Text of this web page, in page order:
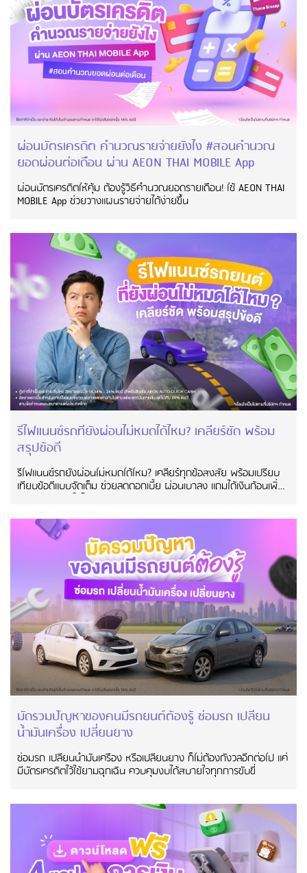
ผ่อนบัตรเครดิต คำนวณรายจ่ายยังไง #สอนคำนวณ
ยอดผ่อนต่อเดือน ผ่าน AEON THAI MOBILE App
ผ่อนบัตรเครดิตให้คุ้ม ต้องรู้วิธีคำนวณยอดรายเดือน! ใช้ AEON THAI
MOBILE App ช่วยวางแผนรายจ่ายได้ง่ายขึ้น
รีไฟแนนซ์รถที่ยังผ่อนไม่หมดได้ไหม? เคลียร์ชัด พร้อม
สรุปข้อดี
รีไฟแนนซ์รถยังผ่อนไม่หมดได้ไหม? เคลียร์ทุกข้อสงสัย พร้อมเปรียบ
เทียบข้อดีแบบจัดเต็ม ช่วยลดดอกเบี้ย ผ่อนเบาลง แถมได้เงินก้อนเพิ่ม
มัดรวมปัญหาของคนมีรถยนต์ต้องรู้ ซ่อมรถ เปลี่ยน
น้ำมันเครื่อง เปลี่ยนยาง
ซ่อมรถ เปลี่ยนน้ำมันเครื่อง หรือเปลี่ยนยาง ก็ไม่ต้องกังวลอีกต่อไป แค่
มีบัตรเครดิตไว้ใช้ยามฉุกเฉิน ควบคุมงบได้สบายใจทุกการขับขี่